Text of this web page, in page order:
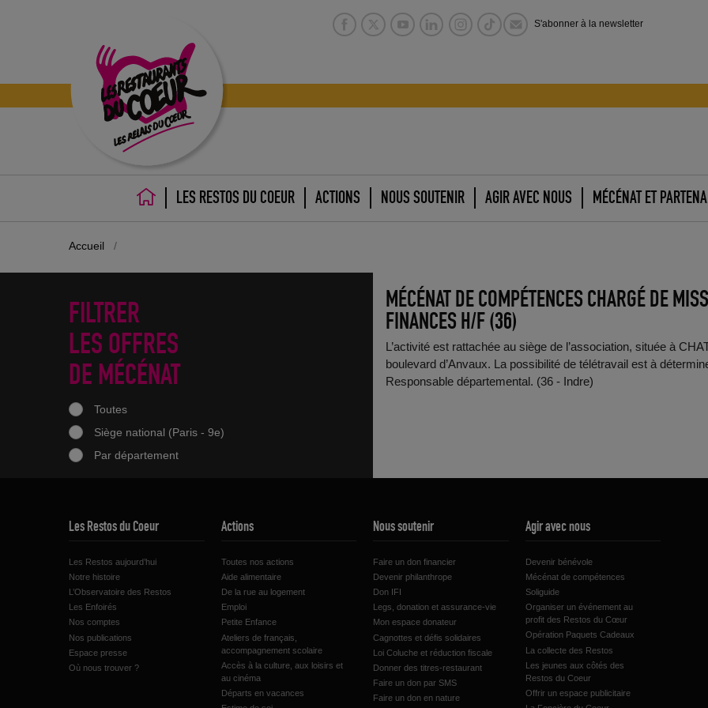
S'abonner à la newsletter
ACCUEILLES RESTOS DU COEUR ACTIONS NOUS SOUTENIR AGIR AVEC NOUS MÉCÉNAT ET
Accueil /
FILTRER
LES OFFRES
DE MÉCÉNAT
Toutes
Siège national (Paris - 9e)
Par département
MÉCÉNAT DE COMPÉTENCES CHARGÉ DE
FINANCES H/F (36)
L’activité est rattachée au siège de l’association, située à
boulevard d’Anvaux. La possibilité de télétravail est à
Responsable départemental. (36 - Indre)
Les Restos du Coeur
Les Restos aujourd’hui
Notre histoire
L’Observatoire des Restos
Les Enfoirés
Nos comptes
Nos publications
Espace presse
Où nous trouver ?
Actions
Toutes nos actions
Aide alimentaire
De la rue au logement
Emploi
Petite Enfance
Ateliers de français,
accompagnement scolaire
Accès à la culture, aux loisirs et
au cinéma
Départs en vacances
Nous soutenir
Faire un don financier
Devenir philanthrope
Don IFI
Legs, donation et assurance-vie
Mon espace donateur
Cagnottes et défis solidaires
Loi Coluche et réduction fiscale
Donner des titres-restaurant
Faire un don par SMS
Faire un don en nature
Agir avec nous
Devenir bénévole
Mécénat de compétences
Soliguide
Organiser un événement au
profit des Restos du Cœur
Opération Paquets Cadeaux
La collecte des Restos
Les jeunes aux côtés des
Restos du Coeur
Offrir un espace publicitaire